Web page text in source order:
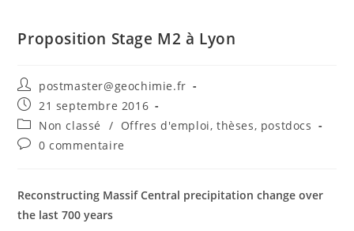
Proposition Stage M2 à Lyon
postmaster@geochimie.fr
21 septembre 2016
Non classé
/ Offres d'emploi, thèses, postdocs
0 commentaire
Reconstructing Massif Central precipitation change over
the last 700 years